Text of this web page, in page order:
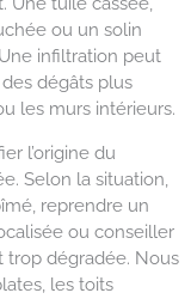
ou un solin
infiltration peut
dégâts plus
les murs intérieurs.
l’origine du
Selon la situation,
reprendre un
ou conseiller
trop dégradée. Nous
les toits